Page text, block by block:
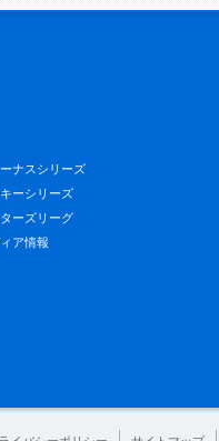
ナスシリーズ
ーシリーズ
ーズリーグ
ア情報